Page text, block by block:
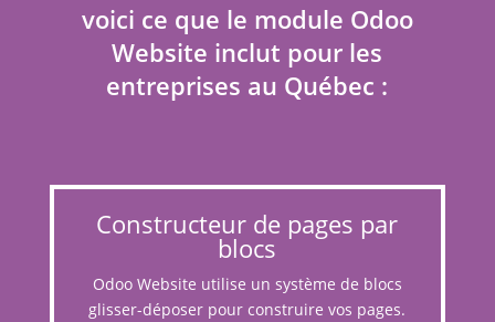
voici ce que le module Odoo
Website inclut pour les
entreprises au Québec :
Constructeur de pages par
blocs
Odoo Website utilise un système de blocs
glisser-déposer pour construire vos pages.